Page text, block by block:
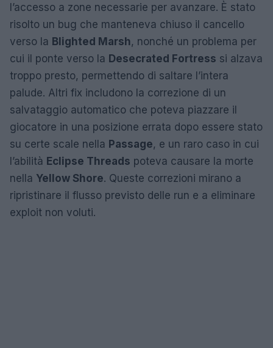
l’accesso a zone necessarie per avanzare. È stato
risolto un bug che manteneva chiuso il cancello
verso la Blighted Marsh, nonché un problema per
cui il ponte verso la Desecrated Fortress si alzava
troppo presto, permettendo di saltare l’intera
palude. Altri fix includono la correzione di un
salvataggio automatico che poteva piazzare il
giocatore in una posizione errata dopo essere stato
su certe scale nella Passage, e un raro caso in cui
l’abilità Eclipse Threads poteva causare la morte
nella Yellow Shore. Queste correzioni mirano a
ripristinare il flusso previsto delle run e a eliminare
exploit non voluti.